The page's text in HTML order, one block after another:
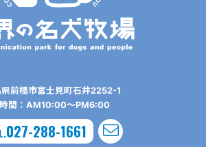
前橋市富⼠⾒町⽯井2252-1
間：AM10:00〜PM6:00
027-288-1661